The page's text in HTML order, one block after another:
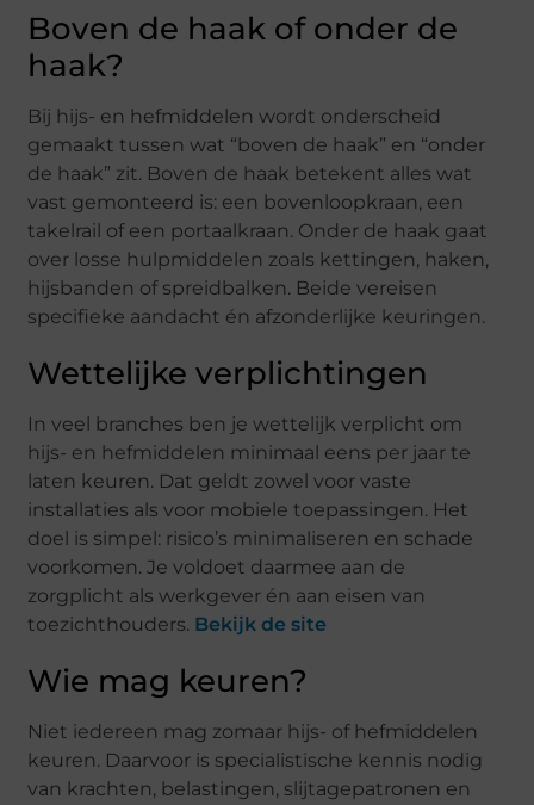
Boven de haak of onder de
haak?
Bij hijs- en hefmiddelen wordt onderscheid
gemaakt tussen wat “boven de haak” en “onder
de haak” zit. Boven de haak betekent alles wat
vast gemonteerd is: een bovenloopkraan, een
takelrail of een portaalkraan. Onder de haak gaat
over losse hulpmiddelen zoals kettingen, haken,
hijsbanden of spreidbalken. Beide vereisen
specifieke aandacht én afzonderlijke keuringen.
Wettelijke verplichtingen
In veel branches ben je wettelijk verplicht om
hijs- en hefmiddelen minimaal eens per jaar te
laten keuren. Dat geldt zowel voor vaste
installaties als voor mobiele toepassingen. Het
doel is simpel: risico’s minimaliseren en schade
voorkomen. Je voldoet daarmee aan de
zorgplicht als werkgever én aan eisen van
toezichthouders. Bekijk de site
Wie mag keuren?
Niet iedereen mag zomaar hijs- of hefmiddelen
keuren. Daarvoor is specialistische kennis nodig
van krachten, belastingen, slijtagepatronen en